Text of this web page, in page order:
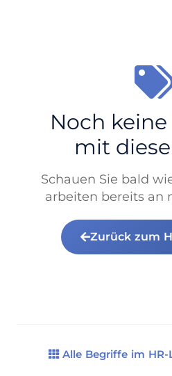
Noch
mit
Schauen Sie bald
arbeiten bereits an
Zurück zum
Alle Begriffe im HR-